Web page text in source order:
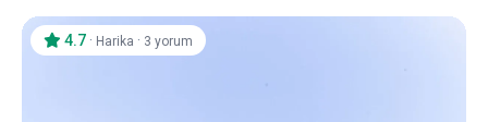
4.7 · Harika · 3 yorum